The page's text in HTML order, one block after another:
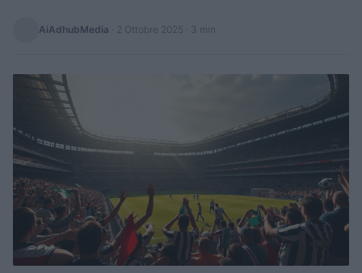
AiAdhubMedia 2 Ottobre 2025 · 3 min